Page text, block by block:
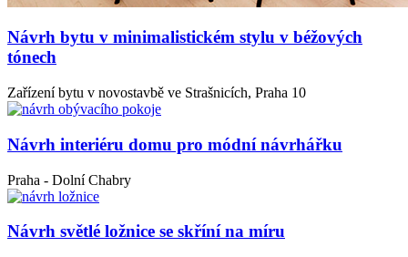
Návrh bytu v minimalistickém stylu v béžových
tónech
Zařízení bytu v novostavbě ve Strašnicích, Praha 10
Návrh interiéru domu pro módní návrhářku
Praha - Dolní Chabry
Návrh světlé ložnice se skříní na míru